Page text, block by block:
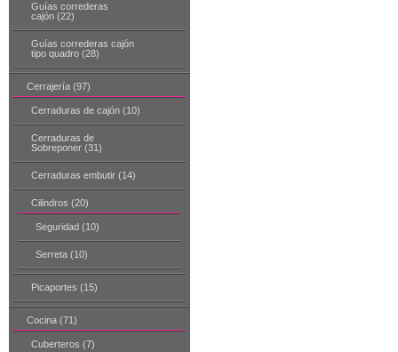
Guías correderas
cajón (22)
Guías correderas cajón
tipo quadro (28)
Cerrajería (97)
Cerraduras de cajón (10)
Cerraduras de
Sobreponer (31)
Cerraduras embutir (14)
Cilindros (20)
Seguridad (10)
Serreta (10)
Picaportes (15)
Cocina (71)
Cuberteros (7)